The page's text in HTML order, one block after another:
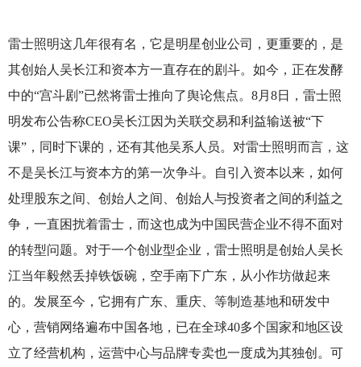
雷士照明这几年很有名，它是明星创业公司，更重要的，是
其创始人吴长江和资本方一直存在的剧斗。如今，正在发酵
中的“宫斗剧”已然将雷士推向了舆论焦点。8月8日，雷士照
明发布公告称CEO吴长江因为关联交易和利益输送被“下
课”，同时下课的，还有其他吴系人员。对雷士照明而言，这
不是吴长江与资本方的第一次争斗。自引入资本以来，如何
处理股东之间、创始人之间、创始人与投资者之间的利益之
争，一直困扰着雷士，而这也成为中国民营企业不得不面对
的转型问题。对于一个创业型企业，雷士照明是创始人吴长
江当年毅然丢掉铁饭碗，空手南下广东，从小作坊做起来
的。发展至今，它拥有广东、重庆、等制造基地和研发中
心，营销网络遍布中国各地，已在全球40多个国家和地区设
立了经营机构，运营中心与品牌专卖也一度成为其独创。可